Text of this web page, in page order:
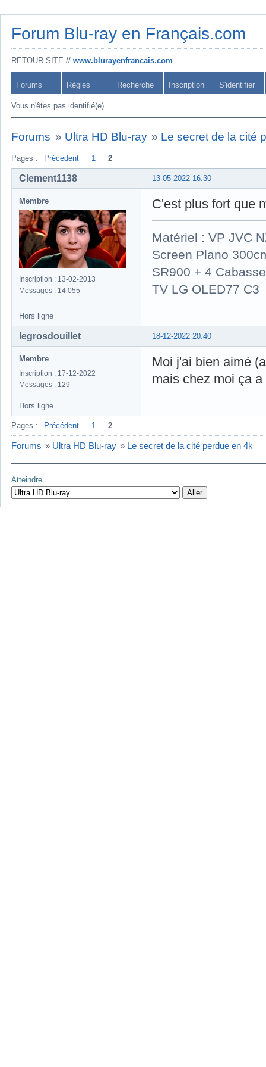
Forum Blu-ray en Français.com
RETOUR SITE // www.blurayenfrancais.com
Forums Règles Recherche Inscription S'identifier
Vous n'êtes pas identifié(e).
Forums » Ultra HD Blu-ray » Le secret de la cité
Pages : Précédent 1 2
13-05-2022 16:30
Clement1138
Membre
Inscription : 13-02-2013
Messages : 14 055
C'est plus fort que
Matériel : VP JVC
Screen Plano
SR900 + 4
TV LG OLED77 C3
Hors ligne
18-12-2022 20:40
legrosdouillet
Membre
Inscription : 17-12-2022
Messages : 129
Moi j'ai bien aimé
mais chez moi ça
Hors ligne
Pages : Précédent 1 2
Forums » Ultra HD Blu-ray » Le secret de la cité perdue en 4k
Atteindre